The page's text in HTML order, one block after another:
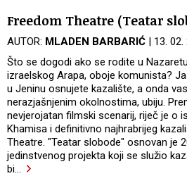
Freedom Theatre (Teatar
AUTOR: MLADEN BARBARIĆ | 13. 02.
Što se dogodi ako se rodite u
izraelskog Arapa, oboje komunista?
u Jeninu osnujete kazalište, a onda
nerazjašnjenim okolnostima, ubiju.
nevjerojatan filmski scenarij, riječ je o
Khamisa i definitivno najhrabrijeg
Theatre. "Teatar slobode" osnovan je
jedinstvenog projekta koji se služio
bi